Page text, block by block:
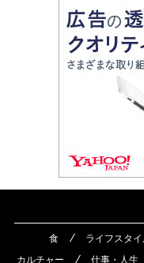
食 ライフスタ
カルチャー
仕事・人生